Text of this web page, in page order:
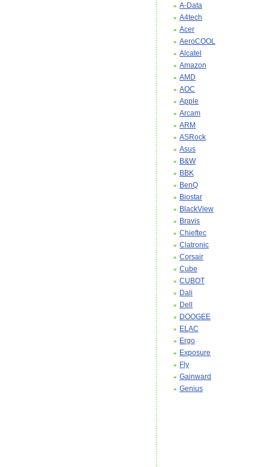
A-Data
A4tech
Acer
AeroCOOL
Alcatel
Amazon
AMD
AOC
Apple
Arcam
ARM
ASRock
Asus
B&W
BBK
BenQ
Biostar
BlackView
Bravis
Chieftec
Clatronic
Corsair
Cube
CUBOT
Dali
Dell
DOOGEE
ELAC
Ergo
Exposure
Fly
Gainward
Genius